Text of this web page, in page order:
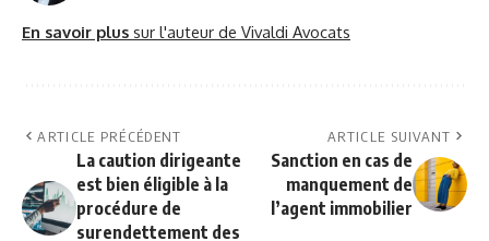
En savoir plus sur l'auteur de Vivaldi Avocats
ARTICLE PRÉCÉDENT
La caution dirigeante
est bien éligible à la
procédure de
surendettement des
ARTICLE SUIVANT
Sanction en cas de
manquement de
l’agent immobilier